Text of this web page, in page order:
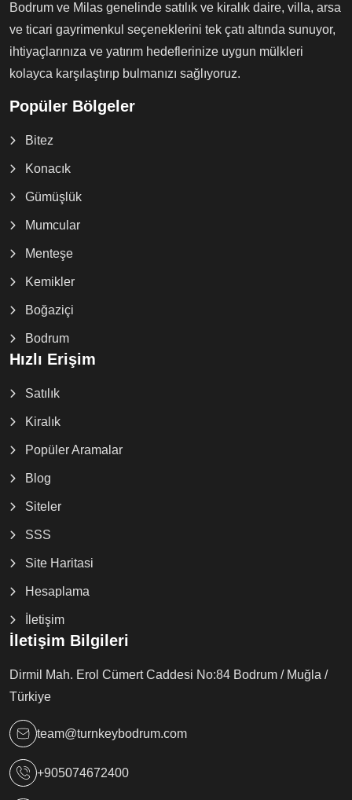
Bodrum ve Milas genelinde satılık ve kiralık daire, villa, arsa
ve ticari gayrimenkul seçeneklerini tek çatı altında sunuyor,
ihtiyaçlarınıza ve yatırım hedeflerinize uygun mülkleri
kolayca karşılaştırıp bulmanızı sağlıyoruz.
Popüler Bölgeler
Bitez
Konacık
Gümüşlük
Mumcular
Menteşe
Kemikler
Boğaziçi
Bodrum
Hızlı Erişim
Satılık
Kiralık
Popüler Aramalar
Blog
Siteler
SSS
Site Haritasi
Hesaplama
İletişim
İletişim Bilgileri
Dirmil Mah. Erol Cümert Caddesi No:84 Bodrum / Muğla /
Türkiye
team@turnkeybodrum.com
+905074672400